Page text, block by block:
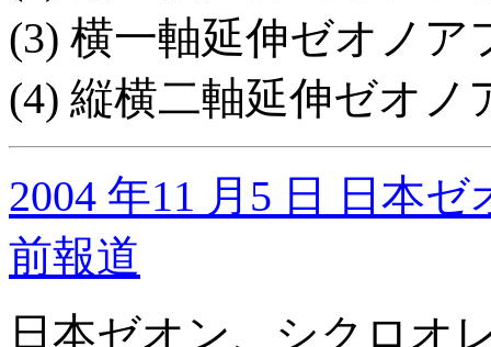
(3) 横一軸延伸ゼオノア
(4) 縦横二軸延伸ゼオノ
2004 年11 月5 日 日本ゼ
前報道
日本ゼオン、シクロオ